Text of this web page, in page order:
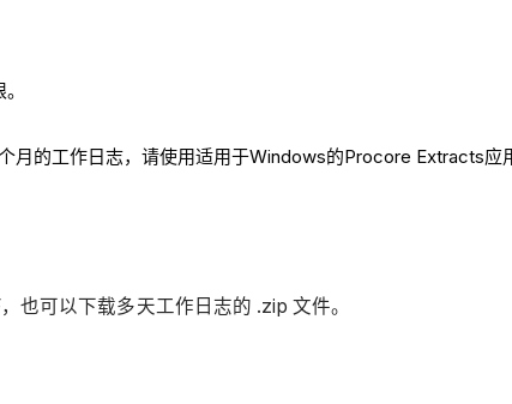
月的工作日志，请使用适用于Windows的Procore Extracts应
也可以下载多天工作日志的 .zip 文件。